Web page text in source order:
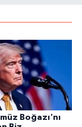
Boğazı'nı